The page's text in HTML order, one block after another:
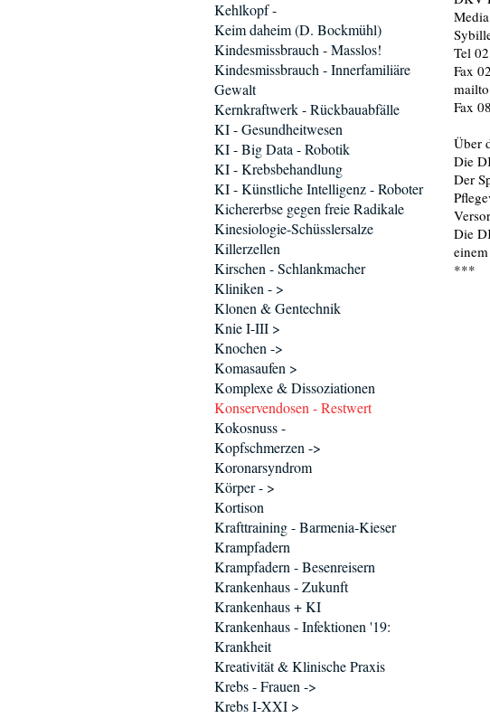
Tel
Fax
Fax
Über
Die
Der
Die
***
Kehlkopf -
Keim daheim (D. Bockmühl)
Kindesmissbrauch - Masslos!
Kindesmissbrauch - Innerfamiliäre
Gewalt
Kernkraftwerk - Rückbauabfälle
KI - Gesundheitwesen
KI - Big Data - Robotik
KI - Krebsbehandlung
KI - Künstliche Intelligenz - Roboter
Kichererbse gegen freie Radikale
Kinesiologie-Schüsslersalze
Killerzellen
Kirschen - Schlankmacher
Kliniken - >
Klonen & Gentechnik
Knie I-III >
Knochen ->
Komasaufen >
Komplexe & Dissoziationen
Konservendosen - Restwert
Kokosnuss -
Kopfschmerzen ->
Koronarsyndrom
Körper - >
Kortison
Krafttraining - Barmenia-Kieser
Krampfadern
Krampfadern - Besenreisern
Krankenhaus - Zukunft
Krankenhaus + KI
Krankenhaus - Infektionen '19:
Krankheit
Kreativität & Klinische Praxis
Krebs - Frauen ->
Krebs I-XXI >